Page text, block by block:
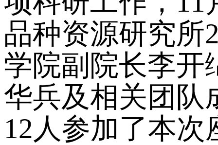
品种资源研究所
学院副院长李开
华兵及相关团队
12人参加了本次